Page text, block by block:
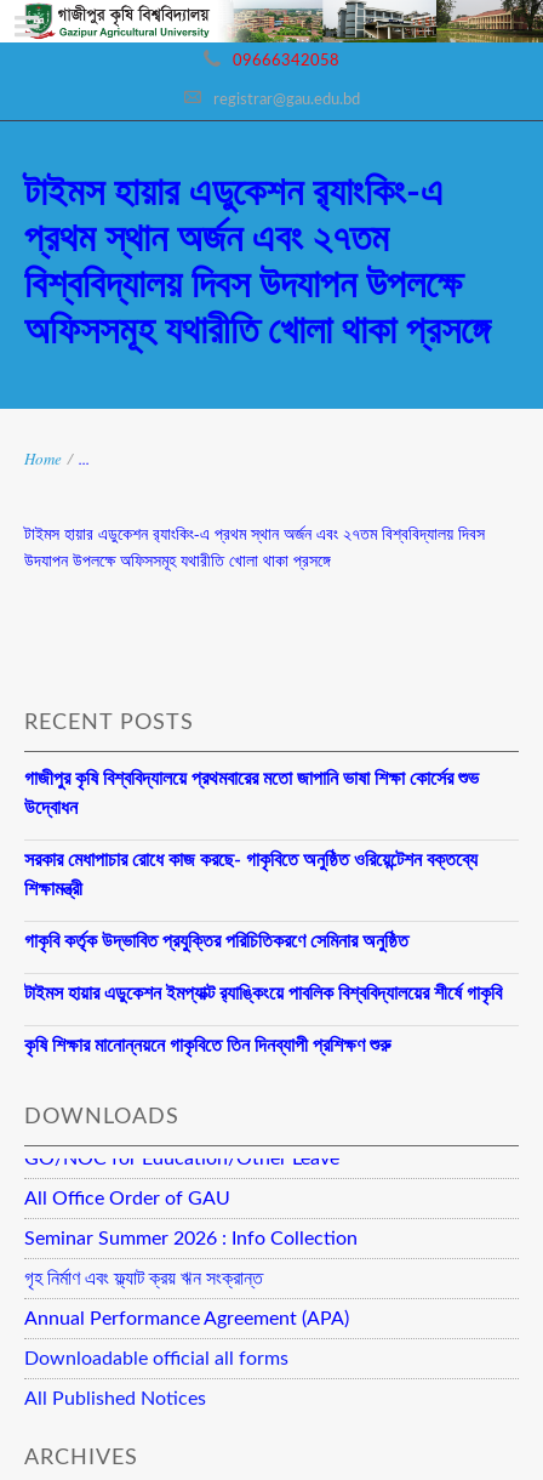
09666342058
registrar@gau.edu.bd
টাইমস হায়ার এডুকেশন র‍্যাংকিং-এ
প্রথম স্থান অর্জন এবং ২৭তম
বিশ্ববিদ্যালয় দিবস উদযাপন উপলক্ষে
অফিসসমূহ যথারীতি খোলা থাকা প্রসঙ্গে
Home / ...
টাইমস হায়ার এডুকেশন র‍্যাংকিং-এ প্রথম স্থান অর্জন এবং ২৭তম বিশ্ববিদ্যালয় দিবস
উদযাপন উপলক্ষে অফিসসমূহ যথারীতি খোলা থাকা প্রসঙ্গে
RECENT POSTS
গাজীপুর কৃষি বিশ্ববিদ্যালয়ে প্রথমবারের মতো জাপানি ভাষা শিক্ষা কোর্সের শুভ
উদ্বোধন
সরকার মেধাপাচার রোধে কাজ করছে- গাকৃবিতে অনুষ্ঠিত ওরিয়েন্টেশন বক্তব্যে
শিক্ষামন্ত্রী
গাকৃবি কর্তৃক উদ্ভাবিত প্রযুক্তির পরিচিতিকরণে সেমিনার অনুষ্ঠিত
টাইমস হায়ার এডুকেশন ইমপ্যাক্ট র‍্যাঙ্কিংয়ে পাবলিক বিশ্ববিদ্যালয়ের শীর্ষে গাকৃবি
কৃষি শিক্ষার মানোন্নয়নে গাকৃবিতে তিন দিনব্যাপী প্রশিক্ষণ শুরু
DOWNLOADS
GO/NOC for Education/Other Leave
All Office Order of GAU
Seminar Summer 2026 : Info Collection
গৃহ নির্মাণ এবং ফ্ল্যাট ক্রয় ঋন সংক্রান্ত
Annual Performance Agreement (APA)
Downloadable official all forms
All Published Notices
ARCHIVES